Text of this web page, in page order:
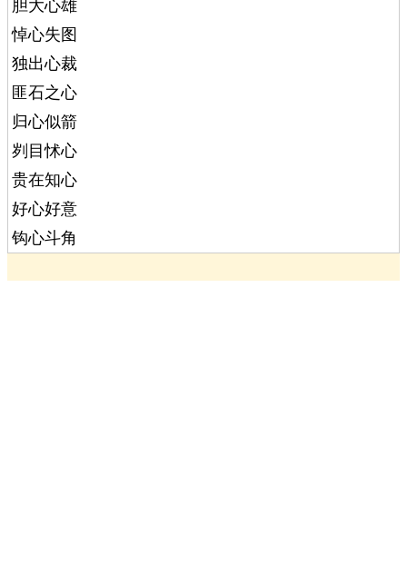
胆大心雄
悼心失图
独出心裁
匪石之心
归心似箭
刿目怵心
贵在知心
好心好意
钩心斗角